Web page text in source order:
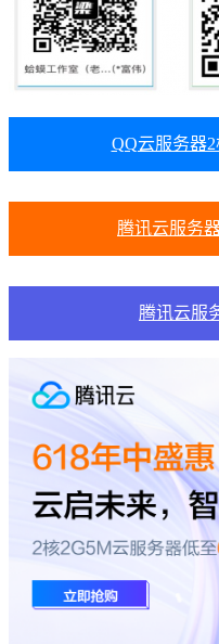
QQ云服务器
腾讯云服务
腾讯云服